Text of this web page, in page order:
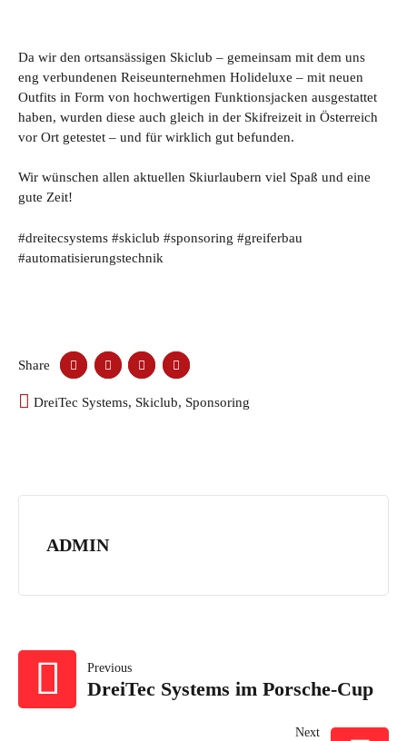
Da wir den ortsansässigen Skiclub – gemeinsam mit dem uns
eng verbundenen Reiseunternehmen Holideluxe – mit neuen
Outfits in Form von hochwertigen Funktionsjacken ausgestattet
haben, wurden diese auch gleich in der Skifreizeit in Österreich
vor Ort getestet – und für wirklich gut befunden.
Wir wünschen allen aktuellen Skiurlaubern viel Spaß und eine
gute Zeit!
#dreitecsystems #skiclub #sponsoring #greiferbau
#automatisierungstechnik
Share
DreiTec Systems, Skiclub, Sponsoring
ADMIN
Previous
DreiTec Systems im Porsche-Cup
Next